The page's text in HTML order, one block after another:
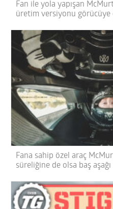
Fan ile yola yapışan
üretim versiyonu görücüye
Fana sahip özel araç
süreliğine de olsa baş